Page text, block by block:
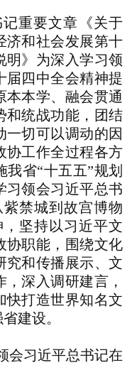
重要文章《关于
济和社会发展第十
明》为深入学习领
届四中全会精神提
本本学、融会贯通
和统战功能，团结
一切可以调动的因
协工作全过程各方
省“十五五”规划
习领会习近平总书
禁城到故宫博物
坚持以习近平文
协职能，围绕文化
究和传播展示、文
深入调研建言，
快打造世界知名文
建设。
会习近平总书记在